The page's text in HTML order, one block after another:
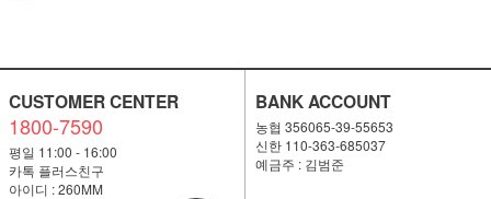
CUSTOMER CENTER
1800-7590
평일 11:00 - 16:00
카톡 플러스친구
아이디 : 260MM
BANK ACCOUNT
농협 356065-39-55653
신한 110-363-685037
예금주 : 김범준